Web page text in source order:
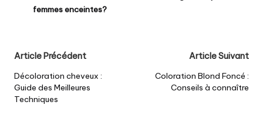
femmes enceintes?
Post
navigation
Article Précédent
Décoloration cheveux :
Guide des Meilleures
Techniques
Article Suivant
Coloration Blond Foncé :
Conseils à connaître